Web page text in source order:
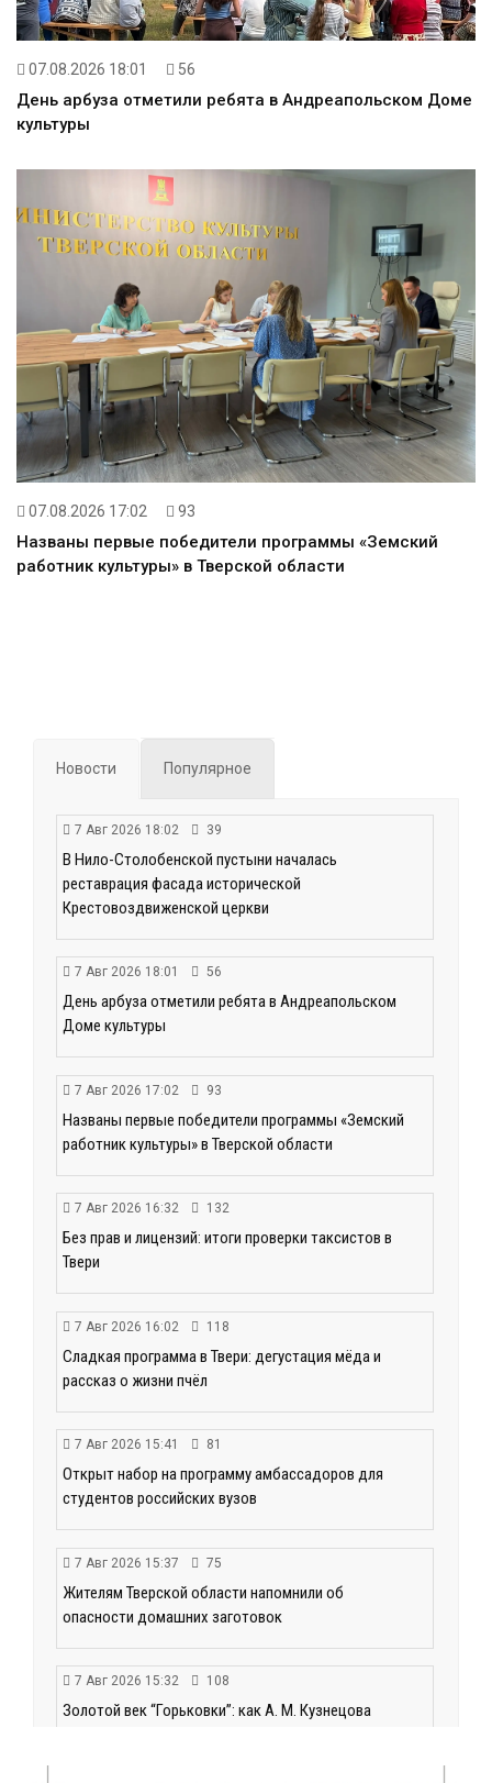
07.08.2026 18:01 56
День арбуза отметили ребята в Андреапольском Доме
культуры
07.08.2026 17:02 93
Названы первые победители программы «Земский
работник культуры» в Тверской области
Новости Популярное
7 Авг 2026 18:02 39
В Нило-Столобенской пустыни началась
реставрация фасада исторической
Крестовоздвиженской церкви
7 Авг 2026 18:01 56
День арбуза отметили ребята в Андреапольском
Доме культуры
7 Авг 2026 17:02 93
Названы первые победители программы «Земский
работник культуры» в Тверской области
7 Авг 2026 16:32 132
Без прав и лицензий: итоги проверки таксистов в
Твери
7 Авг 2026 16:02 118
Сладкая программа в Твери: дегустация мёда и
рассказ о жизни пчёл
7 Авг 2026 15:41 81
Открыт набор на программу амбассадоров для
студентов российских вузов
7 Авг 2026 15:37 75
Жителям Тверской области напомнили об
опасности домашних заготовок
7 Авг 2026 15:32 108
Золотой век “Горьковки”: как А. М. Кузнецова